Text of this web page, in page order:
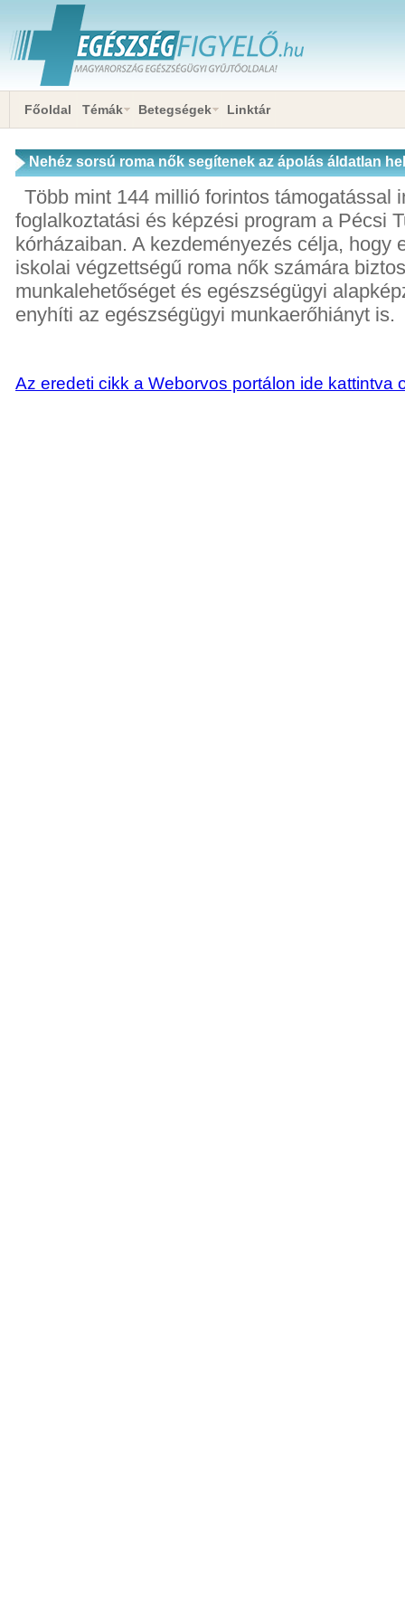
Főoldal Témák Betegségek Linktár
Nehéz sorsú roma nők segítenek az ápolás áldatlan
Több mint 144 millió forintos támogatással
foglalkoztatási és képzési program a Pécsi
kórházaiban. A kezdeményezés célja, hogy
iskolai végzettségű roma nők számára
munkalehetőséget és egészségügyi
enyhíti az egészségügyi munkaerőhiányt is.
Az eredeti cikk a Weborvos portálon ide kattintva